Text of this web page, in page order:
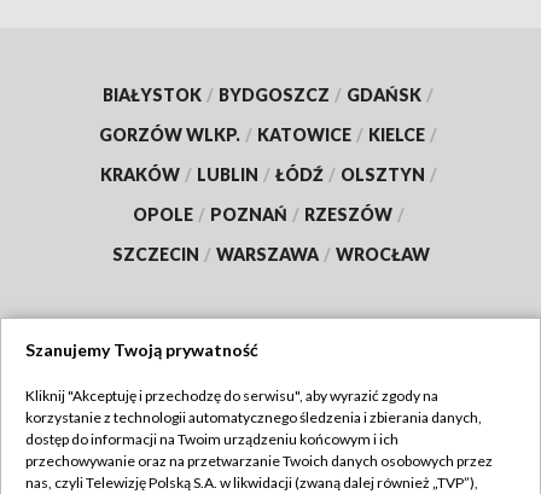
BIAŁYSTOK / BYDGOSZCZ / GDAŃSK /
GORZÓW WLKP. / KATOWICE / KIELCE /
KRAKÓW / LUBLIN / ŁÓDŹ / OLSZTYN /
OPOLE / POZNAŃ / RZESZÓW /
SZCZECIN / WARSZAWA / WROCŁAW
TVP
Abonament TVP
Regulamin TVP
Szanujemy Twoją prywatność
Kliknij "Akceptuję i przechodzę do serwisu", aby wyrazić zgody na
korzystanie z technologii automatycznego śledzenia i zbierania danych,
dostęp do informacji na Twoim urządzeniu końcowym i ich
przechowywanie oraz na przetwarzanie Twoich danych osobowych przez
nas, czyli Telewizję Polską S.A. w likwidacji (zwaną dalej również „TVP”),